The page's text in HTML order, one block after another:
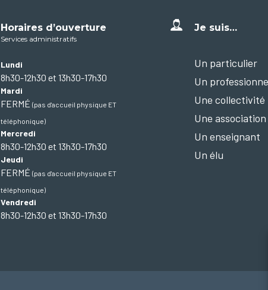
Horaires d’ouverture
Services administratifs
Lundi
8h30-12h30 et 13h30-17h30
Mardi
FERMÉ (pas d'accueil physique ET
téléphonique)
Mercredi
8h30-12h30 et 13h30-17h30
Jeudi
FERMÉ (pas d'accueil physique ET
téléphonique)
Vendredi
8h30-12h30 et 13h30-17h30
Je suis…
Un particulier
Un
Une collectivité
Une association
Un enseignant
Un élu